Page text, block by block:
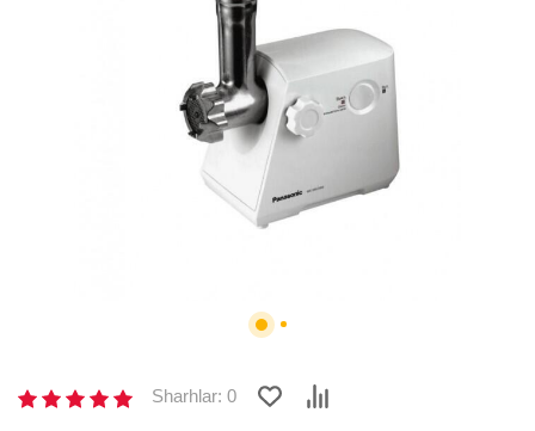
Sharhlar: 0